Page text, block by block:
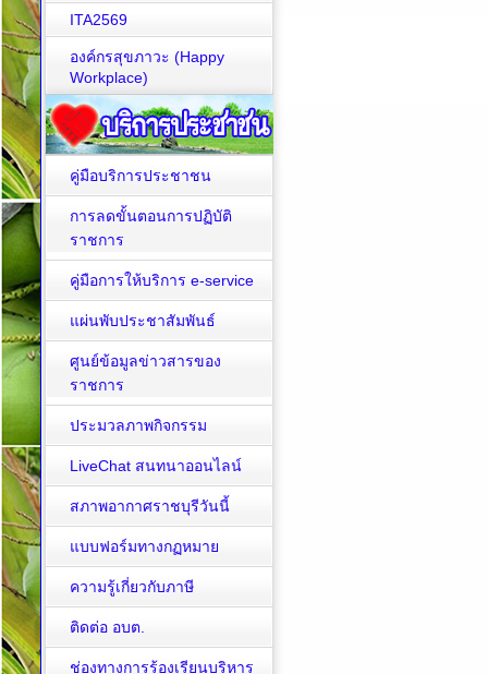
ITA2569
องค์กรสุขภาวะ (Happy
Workplace)
คู่มือบริการประชาชน
การลดขั้นตอนการปฏิบัติ
ราชการ
คู่มือการให้บริการ e-service
แผ่นพับประชาสัมพันธ์
ศูนย์ข้อมูลข่าวสารของ
ราชการ
ประมวลภาพกิจกรรม
LiveChat สนทนาออนไลน์
สภาพอากาศราชบุรีวันนี้
แบบฟอร์มทางกฏหมาย
ความรู้เกี่ยวกับภาษี
ติดต่อ อบต.
ช่องทางการร้องเรียนบริหาร